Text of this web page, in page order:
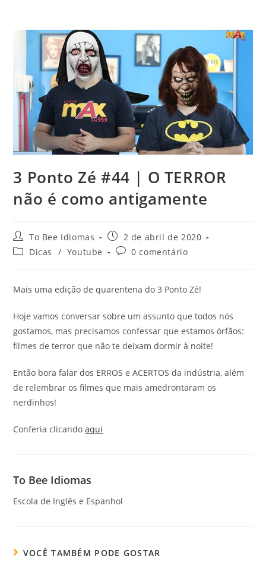
3 Ponto Zé #44 | O TERROR
não é como antigamente
To Bee Idiomas
2 de abril de 2020
Dicas
/ Youtube 0 comentário
Mais uma edição de quarentena do 3 Ponto Zé!
Hoje vamos conversar sobre um assunto que todos nós
gostamos, mas precisamos confessar que estamos órfãos:
filmes de terror que não te deixam dormir à noite!
Então bora falar dos ERROS e ACERTOS da indústria, além
de relembrar os filmes que mais amedrontaram os
nerdinhos!
Conferia clicandoaqui
To Bee Idiomas
Escola de Inglês e Espanhol
VOCÊ TAMBÉM PODE GOSTAR